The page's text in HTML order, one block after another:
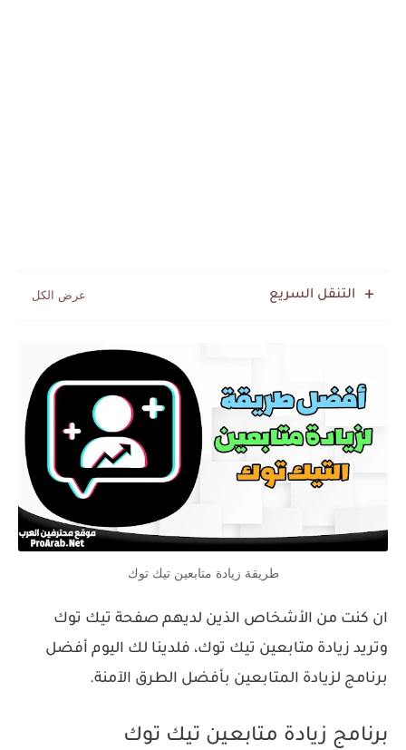
التنقل السريع
طريقة زيادة متابعين تيك توك
ان كنت من الأشخاص الذين لديهم صفحة تيك توك
وتريد زيادة متابعين تيك توك، فلدينا لك اليوم أفضل
برنامج لزيادة المتابعين بأفضل الطرق الآمنة.
برنامج زيادة متابعين تيك توك